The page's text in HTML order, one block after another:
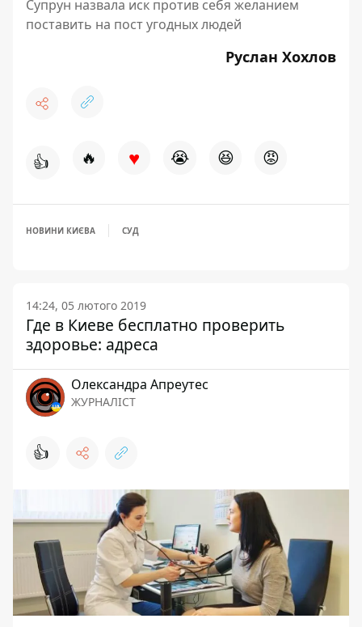
Супрун назвала иск против себя желанием
поставить на пост угодных людей
Руслан Хохлов
👍 🔥 ♥ 😭 😆 😡
НОВИНИ КИЄВА СУД
14:24, 05 лютого 2019
Где в Киеве бесплатно проверить
здоровье: адреса
Олександра Апреутес
ЖУРНАЛІСТ
👍